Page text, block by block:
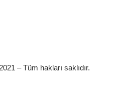
– Tüm hakları saklıdır.